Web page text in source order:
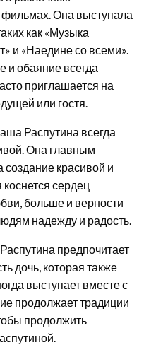
фильмах. Она выступала
как «Музыка
и «Наедине со всеми».
и обаяние всегда
приглашается на
или гостя.
Распутина всегда
Она главным
красивой и
сердец
больше и верности
надежду и радость.
предпочитает
дочь, которая также
выступает вместе с
продолжает традиции
продолжить